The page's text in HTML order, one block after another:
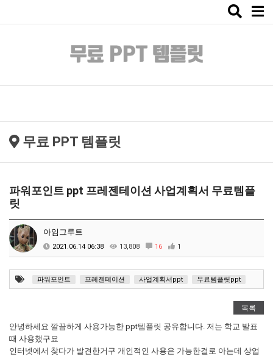
Toggle
무료 PPT 템플릿
파워포인트 ppt 프레젠테이션 사업계획서 무료템플
릿
아임그루트
2021.06.14 06:38 13,808 16 1
파워포인트 프레젠테이션 사업계획서ppt 무료템플릿ppt
목록
안녕하세요 깔끔하게 사용가능한 ppt템플릿 공유합니다. 저는 학교 발표
때 사용했구요
인터넷에서 찾다가 발견한거구 개인적인 사용은 가능한걸로 아는데 상업